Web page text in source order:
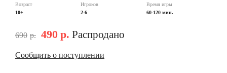
Возраст
10+
Игроков
2-6
Время игры
60-120 мин.
690 р. 490 р. Распродано
Сообщить о поступлении